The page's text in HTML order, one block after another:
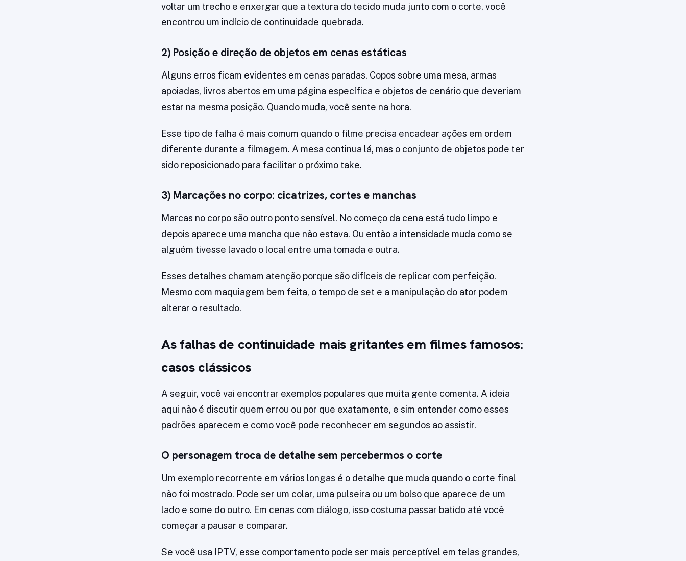
voltar um trecho e enxergar que a textura do tecido muda junto com o corte, você
encontrou um indício de continuidade quebrada.
2) Posição e direção de objetos em cenas estáticas
Alguns erros ficam evidentes em cenas paradas. Copos sobre uma mesa, armas
apoiadas, livros abertos em uma página específica e objetos de cenário que deveriam
estar na mesma posição. Quando muda, você sente na hora.
Esse tipo de falha é mais comum quando o filme precisa encadear ações em ordem
diferente durante a filmagem. A mesa continua lá, mas o conjunto de objetos pode ter
sido reposicionado para facilitar o próximo take.
3) Marcações no corpo: cicatrizes, cortes e manchas
Marcas no corpo são outro ponto sensível. No começo da cena está tudo limpo e
depois aparece uma mancha que não estava. Ou então a intensidade muda como se
alguém tivesse lavado o local entre uma tomada e outra.
Esses detalhes chamam atenção porque são difíceis de replicar com perfeição.
Mesmo com maquiagem bem feita, o tempo de set e a manipulação do ator podem
alterar o resultado.
As falhas de continuidade mais gritantes em filmes famosos:
casos clássicos
A seguir, você vai encontrar exemplos populares que muita gente comenta. A ideia
aqui não é discutir quem errou ou por que exatamente, e sim entender como esses
padrões aparecem e como você pode reconhecer em segundos ao assistir.
O personagem troca de detalhe sem percebermos o corte
Um exemplo recorrente em vários longas é o detalhe que muda quando o corte final
não foi mostrado. Pode ser um colar, uma pulseira ou um bolso que aparece de um
lado e some do outro. Em cenas com diálogo, isso costuma passar batido até você
começar a pausar e comparar.
Se você usa IPTV, esse comportamento pode ser mais perceptível em telas grandes,